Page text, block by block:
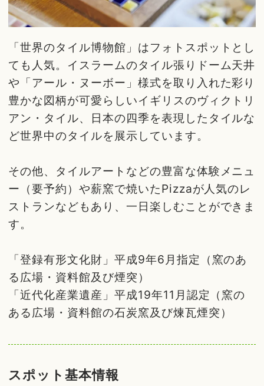
「世界のタイル博物館」はフォトスポットとし
ても人気。イスラームのタイル張りドーム天井
や「アール・ヌーボー」様式を取り入れた彩り
豊かな図柄が可愛らしいイギリスのヴィクトリ
アン・タイル、日本の四季を表現したタイルな
ど世界中のタイルを展示しています。
その他、タイルアートなどの豊富な体験メニュ
ー（要予約）や薪窯で焼いたPizzaが人気のレ
ストランなどもあり、一日楽しむことができま
す。
「登録有形文化財」平成9年6月指定（窯のあ
る広場・資料館及び煙突）
「近代化産業遺産」平成19年11月認定（窯の
ある広場・資料館の石炭窯及び煉瓦煙突）
スポット基本情報